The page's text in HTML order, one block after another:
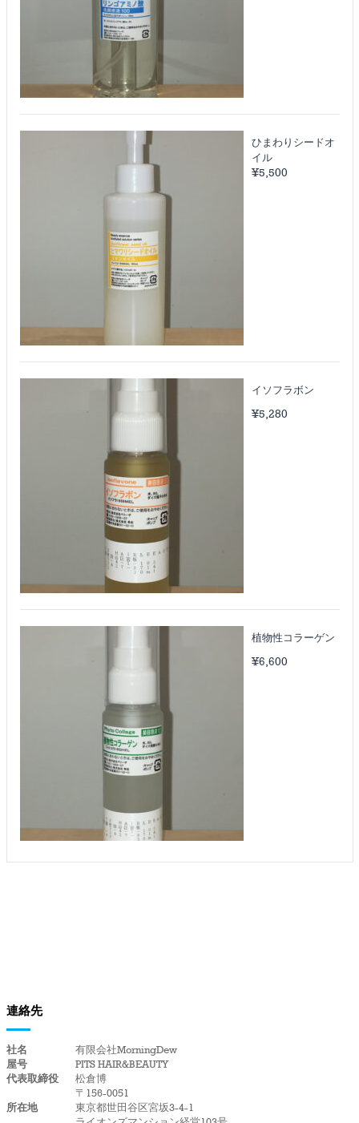
ひまわりシードオ
イル
¥5,500
イソフラボン
¥5,280
植物性コラーゲン
¥6,600
連絡先
社名
有限会社MorningDew
屋号
PITS HAIR&BEAUTY
代表取締役
松倉博
所在地
〒156-0051
東京都世田谷区宮坂3-4-1